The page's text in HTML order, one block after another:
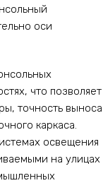
оси
что позволяет
точность выноса
каркаса.
освещения
на улицах